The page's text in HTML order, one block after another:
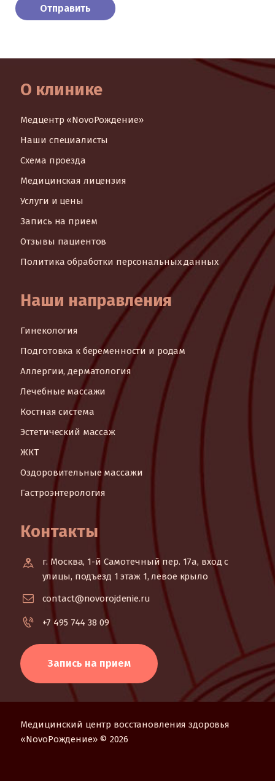
О клинике
Медцентр «NovoРождение»
Наши специалисты
Схема проезда
Медицинская лицензия
Услуги и цены
Запись на прием
Отзывы пациентов
Политика обработки персональных данных
Наши направления
Гинекология
Подготовка к беременности и родам
Аллергии, дерматология
Лечебные массажи
Костная система
Эстетический массаж
ЖКТ
Оздоровительные массажи
Гастроэнтерология
Контакты
г. Москва, 1-й Самотечный пер. 17а, вход с
улицы, подъезд 1 этаж 1, левое крыло
contact@novorojdenie.ru
+7 495 744 38 09
Запись на прием
Медицинский центр восстановления здоровья
«NovoРождение» © 2026